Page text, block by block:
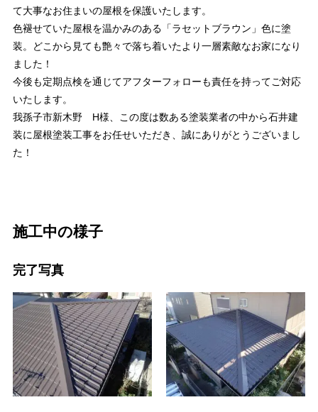
て大事なお住まいの屋根を保護いたします。
色褪せていた屋根を温かみのある「ラセットブラウン」色に塗
装。どこから見ても艶々で落ち着いたより一層素敵なお家になり
ました！
今後も定期点検を通じてアフターフォローも責任を持ってご対応
いたします。
我孫子市新木野 H様、この度は数ある塗装業者の中から石井建
装に屋根塗装工事をお任せいただき、誠にありがとうございまし
た！
施工中の様子
完了写真